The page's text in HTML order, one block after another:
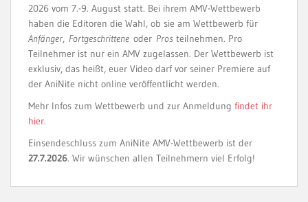
2026 vom 7.-9. August statt. Bei ihrem AMV-Wettbewerb
haben die Editoren die Wahl, ob sie am Wettbewerb für
Anfänger, Fortgeschrittene oder Pros teilnehmen. Pro
Teilnehmer ist nur ein AMV zugelassen. Der Wettbewerb ist
exklusiv, das heißt, euer Video darf vor seiner Premiere auf
der AniNite nicht online veröffentlicht werden.
Mehr Infos zum Wettbewerb und zur Anmeldung findet ihr
hier.
Einsendeschluss zum AniNite AMV-Wettbewerb ist der
27.7.2026. Wir wünschen allen Teilnehmern viel Erfolg!